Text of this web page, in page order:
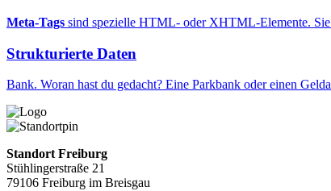
Meta-Tags sind spezielle HTML- oder XHTML-Elemente. Sie
Strukturierte Daten
Bank. Woran hast du gedacht? Eine Parkbank oder einen
Standort Freiburg
Stühlingerstraße 21
79106 Freiburg im Breisgau